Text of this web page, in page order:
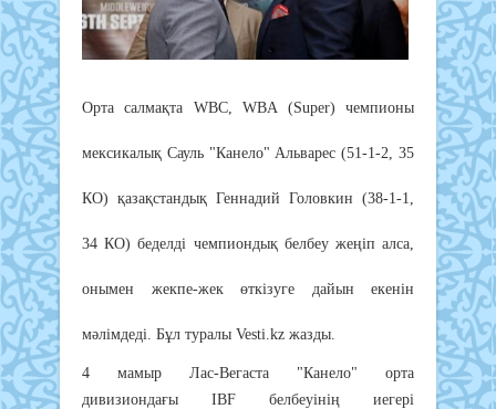
Орта салмақта WBC, WBA (Super) чемпионы
мексикалық Сауль "Канело" Альварес (51-1-2, 35
КО) қазақстандық Геннадий Головкин (38-1-1,
34 КО) беделді чемпиондық белбеу жеңіп алса,
онымен жекпе-жек өткізуге дайын екенін
мәлімдеді. Бұл туралы Vesti.kz жазды.
4 мамыр Лас-Вегаста "Канело" орта
дивизиондағы IBF белбеуінің иегері